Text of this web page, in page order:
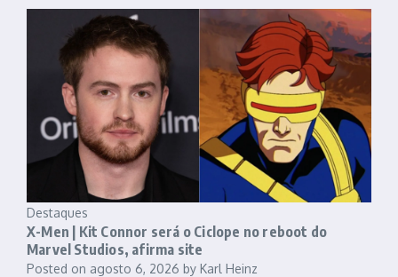
Destaques
X-Men | Kit Connor será o Ciclope no reboot do
Marvel Studios, afirma site
Posted on agosto 6, 2026 by Karl Heinz